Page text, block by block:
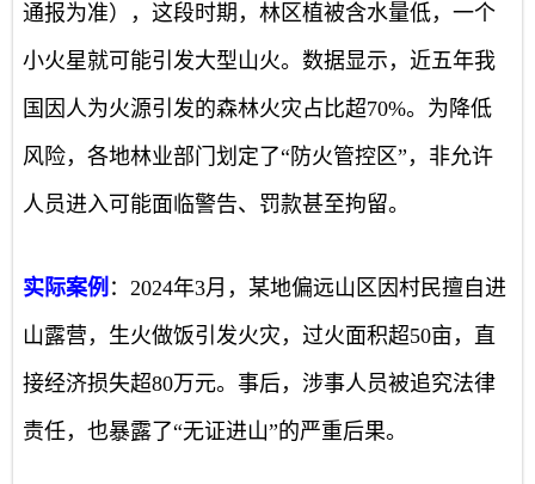
通报为准），这段时期，林区植被含水量低，一个
小火星就可能引发大型山火。数据显示，近五年我
国因人为火源引发的森林火灾占比超70%。为降低
风险，各地林业部门划定了“防火管控区”，非允许
人员进入可能面临警告、罚款甚至拘留。
实际案例 ：2024年3月，某地偏远山区因村民擅自进
山露营，生火做饭引发火灾，过火面积超50亩，直
接经济损失超80万元。事后，涉事人员被追究法律
责任，也暴露了“无证进山”的严重后果。